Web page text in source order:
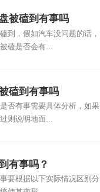
被磕到有事吗
到，假如汽车没问题的话，
磕是否会有...
磕到有事吗
否有事需要具体分析，如果
则说明地面...
有事吗？
要根据以下实际情况区别分